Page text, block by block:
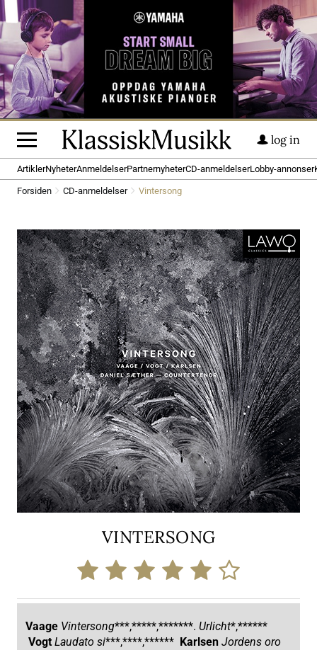
log in
ArtiklerNyheterAnmeldelserPartnernyheterCD-anmeldelserLobby-annonser
Forsiden CD-anmeldelser Vintersong
VINTERSONG
Vaage Vintersong***,*****,*******. Urlicht*,******
Vogt Laudato si***,****,****** Karlsen Jordens oro